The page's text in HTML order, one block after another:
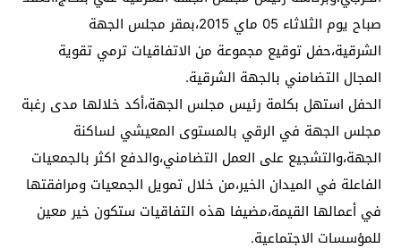
صباح يوم الثلاثاء 05 ماي 2015،بمقر مجلس الجهة
الشرقية،حفل توقيع مجموعة من الاتفاقيات ترمي تقوية
المجال التضامني بالجهة الشرقية.
الحفل استهل بكلمة رئيس مجلس الجهة،أكد خلالها مدى رغبة
مجلس الجهة في الرقي بالمستوى المعيشي لساكنة
الجهة،والتشجيع على العمل التضامني،والدفع اكثر بالجمعيات
الفاعلة في الميدان الخير،من خلال تمويل الجمعيات ومرافقتها
في أعمالها القيمة،مضيفا هذه التفاقيات ستكون خير معين
للمؤسسات الاجتماعية.